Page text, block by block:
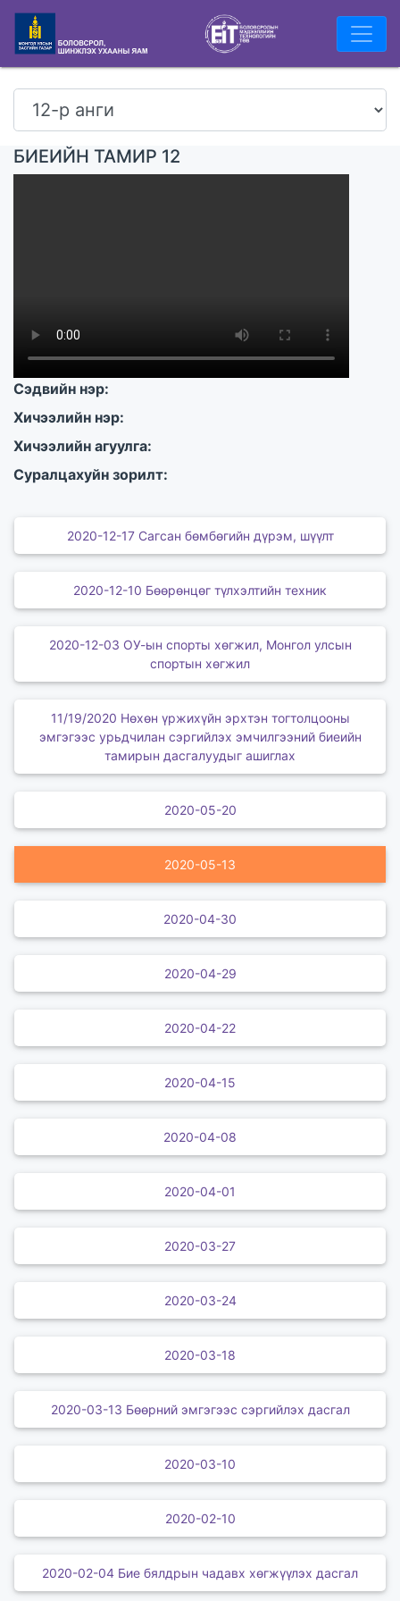
БИЕИЙН ТАМИР 12
Сэдвийн нэр:
Хичээлийн нэр:
Хичээлийн агуулга:
Суралцахуйн зорилт:
2020-12-17 Сагсан бөмбөгийн дүрэм, шүүлт
2020-12-10 Бөөрөнцөг түлхэлтийн техник
2020-12-03 ОУ-ын спорты хөгжил, Монгол улсын
спортын хөгжил
11/19/2020 Нөхөн үржихүйн эрхтэн тогтолцооны
эмгэгээс урьдчилан сэргийлэх эмчилгээний биеийн
тамирын дасгалуудыг ашиглах
2020-05-20
2020-05-13
2020-04-30
2020-04-29
2020-04-22
2020-04-15
2020-04-08
2020-04-01
2020-03-27
2020-03-24
2020-03-18
2020-03-13 Бөөрний эмгэгээс сэргийлэх дасгал
2020-03-10
2020-02-10
2020-02-04 Бие бялдрын чадавх хөгжүүлэх дасгал